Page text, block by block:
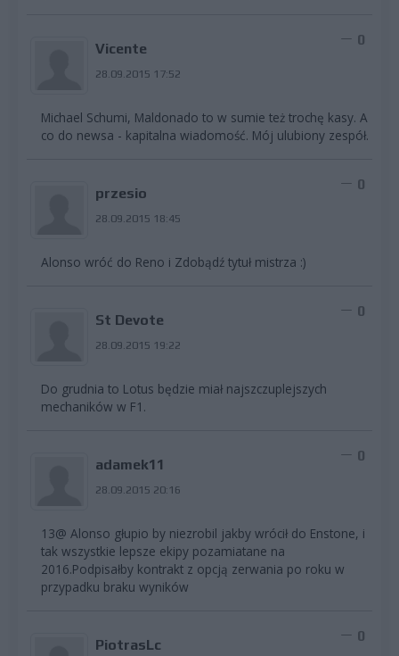
Vicente
28.09.2015 17:52
0
Michael Schumi, Maldonado to w sumie też trochę kasy. A
co do newsa - kapitalna wiadomość. Mój ulubiony zespół.
przesio
28.09.2015 18:45
0
Alonso wróć do Reno i Zdobądź tytuł mistrza :)
St Devote
28.09.2015 19:22
0
Do grudnia to Lotus będzie miał najszczuplejszych
mechaników w F1.
adamek11
28.09.2015 20:16
0
13@ Alonso głupio by niezrobil jakby wrócił do Enstone, i
tak wszystkie lepsze ekipy pozamiatane na
2016.Podpisałby kontrakt z opcją zerwania po roku w
przypadku braku wyników
PiotrasLc
0